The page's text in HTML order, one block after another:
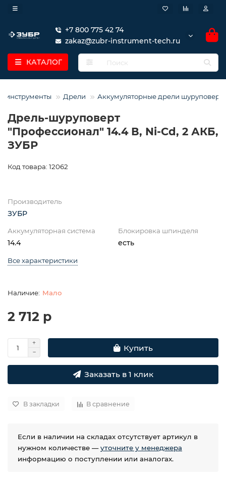
+7 800 775 42 74
zakaz@zubr-instrument-tech.ru
КАТАЛОГ
Дрели Аккумуляторные дрели
Дрель-шуруповерт
″Профессионал″ 14.4 В, Ni-Cd, 2 АКБ,
ЗУБР
Код товара: 12062
Производитель
ЗУБР
Аккумуляторная система
14.4
Блокировка шпинделя
есть
Все характеристики
Мало
2 712 р
Купить
Заказать в 1 клик
В закладки В сравнение
Если в наличии на складах отсутствует артикул в
нужном количестве —уточните у менеджера
информацию о поступлении или аналогах.